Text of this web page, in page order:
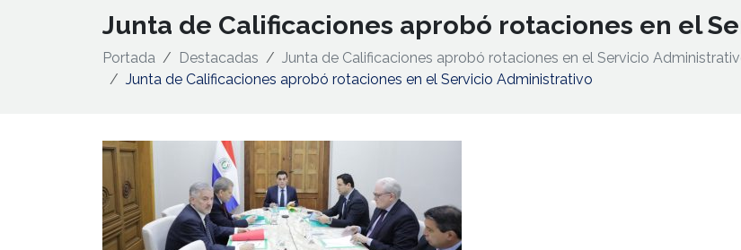
Junta de Calificaciones aprobó rotaciones en el
Portada Destacadas
Junta de Calificaciones aprobó rotaciones en el Servicio
Junta de Calificaciones aprobó rotaciones en el Servicio Administrativo